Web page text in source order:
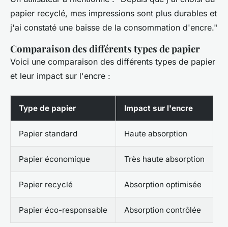
papier recyclé, mes impressions sont plus durables et
j'ai constaté une baisse de la consommation d'encre."
Comparaison des différents types de papier
Voici une comparaison des différents types de papier
et leur impact sur l'encre :
Type de papier Impact sur l'encre
Papier standard Haute absorption
Papier économique Très haute absorption
Papier recyclé Absorption optimisée
Papier éco-responsable Absorption contrôlée